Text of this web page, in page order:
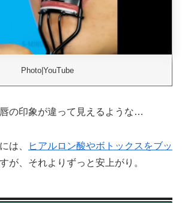
Photo|YouTube
の印象が違って見えるような…
は、
ヒアルロン酸やボトックスをブッ
が、それよりずっと安上がり。